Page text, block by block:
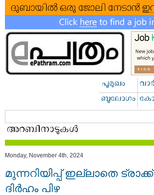
Monday, November 4th, 2024
മുന്നറിയിപ്പ് ഇല്ലാതെ ട്രാക്ക്
ദിർഹം പിഴ